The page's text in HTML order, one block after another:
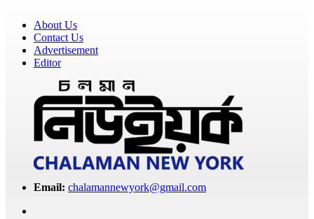
About Us
Contact Us
Advertisement
Editor
Email: chalamannewyork@gmail.com